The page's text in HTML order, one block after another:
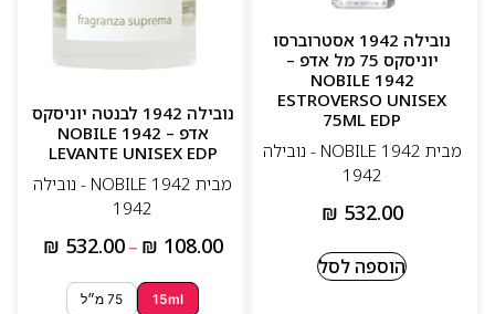
נובילה 1942 אסטרוברסו
יוניסקס 75 מל אדפ –
NOBILE 1942
ESTROVERSO UNISEX
75ML EDP
מבית NOBILE 1942 - נובילה
1942
₪ 532.00
הוספה לסל
נובילה 1942 לבנטה יוניסקס
אדפ – NOBILE 1942
LEVANTE UNISEX EDP
מבית NOBILE 1942 - נובילה
1942
₪ 108.00
–
₪ 532.00
15ml 75 מ״ל